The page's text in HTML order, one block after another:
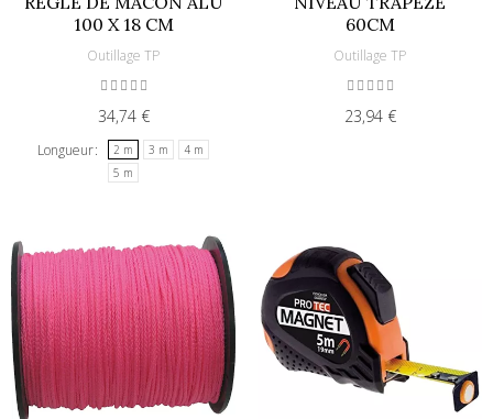
100 X 18 CM
Outillage TP
34,74 €
Longueur 2 m 3 m
4 m
5 m
60CM
Outillage TP
23,94 €